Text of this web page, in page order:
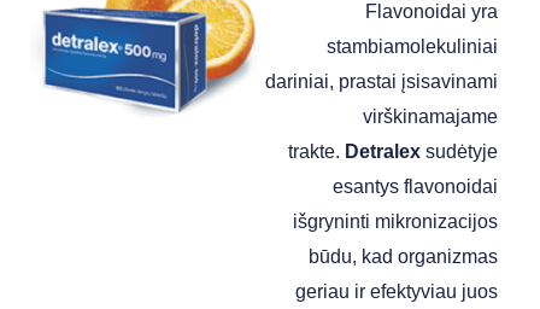
Flavonoidai yra
stambiamolekuliniai
dariniai, prastai įsisavinami
virškinamajame
trakte. Detralex sudėtyje
esantys flavonoidai
išgryninti mikronizacijos
būdu, kad organizmas
geriau ir efektyviau juos